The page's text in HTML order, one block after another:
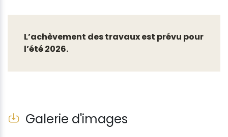
L’achèvement des travaux est prévu pour
l’été 2026.
Galerie d'images